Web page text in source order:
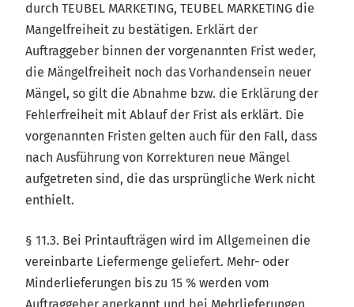
durch TEUBEL MARKETING, TEUBEL MARKETING die
Mangelfreiheit zu bestätigen. Erklärt der
Auftraggeber binnen der vorgenannten Frist weder,
die Mängelfreiheit noch das Vorhandensein neuer
Mängel, so gilt die Abnahme bzw. die Erklärung der
Fehlerfreiheit mit Ablauf der Frist als erklärt. Die
vorgenannten Fristen gelten auch für den Fall, dass
nach Ausführung von Korrekturen neue Mängel
aufgetreten sind, die das ursprüngliche Werk nicht
enthielt.
§ 11.3. Bei Printaufträgen wird im Allgemeinen die
vereinbarte Liefermenge geliefert. Mehr- oder
Minderlieferungen bis zu 15 % werden vom